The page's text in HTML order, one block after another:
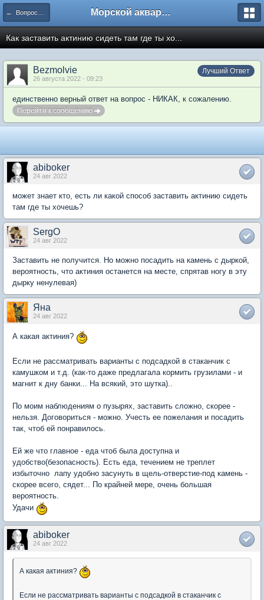
← Вопросы новичков Морской аквариум. Форумы ReefCentral.ru
Как заставить актинию сидеть там где ты хо...
Лучший Ответ
Bezmolvie
26 августа 2022 - 09:23
единственно верный ответ на вопрос - НИКАК, к сожалению.
Перейти к сообщению
abiboker
24 авг 2022
может знает кто, есть ли какой способ заставить актинию сидеть
там где ты хочешь?
SergO
24 авг 2022
Заставить не получится. Но можно посадить на камень с дыркой,
вероятность, что актиния останется на месте, спрятав ногу в эту
дырку ненулевая)
Яна
24 авг 2022
А какая актиния?
Если не рассматривать варианты с подсадкой в стаканчик с
камушком и т.д. (как-то даже предлагала кормить грузилами - и
магнит к дну банки... На всякий, это шутка)..
По моим наблюдениям о пузырях, заставить сложно, скорее -
нельзя. Договориться - можно. Учесть ее пожелания и посадить
так, чтоб ей понравилось.
Ей же что главное - еда чтоб была доступна и
удобство(безопасность). Есть еда, течением не треплет
избыточно лапу удобно засунуть в щель-отверстие-под камень -
скорее всего, сядет... По крайней мере, очень большая
вероятность.
Удачи
abiboker
24 авг 2022
А какая актиния?
Если не рассматривать варианты с подсадкой в стаканчик с